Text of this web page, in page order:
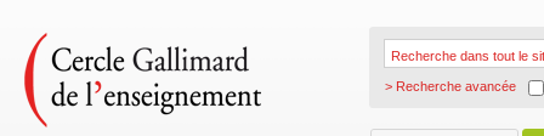
> Recherche avancée